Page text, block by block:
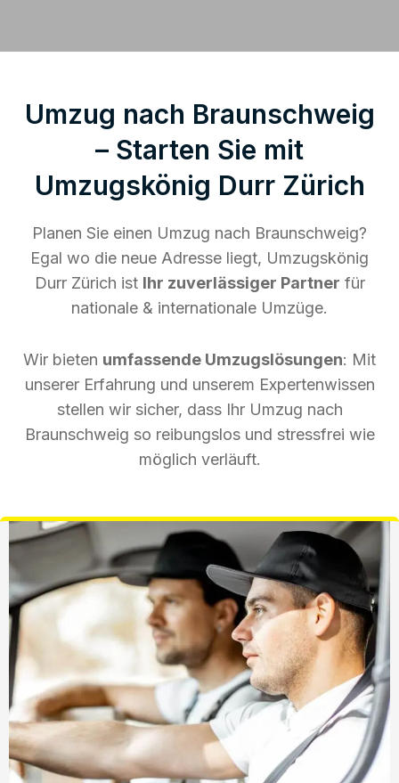
Umzug nach Braunschweig
– Starten Sie mit
Umzugskönig Durr Zürich
Planen Sie einen Umzug nach Braunschweig?
Egal wo die neue Adresse liegt, Umzugskönig
Durr Zürich ist Ihr zuverlässiger Partner für
nationale & internationale Umzüge.
Wir bieten umfassende Umzugslösungen: Mit
unserer Erfahrung und unserem Expertenwissen
stellen wir sicher, dass Ihr Umzug nach
Braunschweig so reibungslos und stressfrei wie
möglich verläuft.